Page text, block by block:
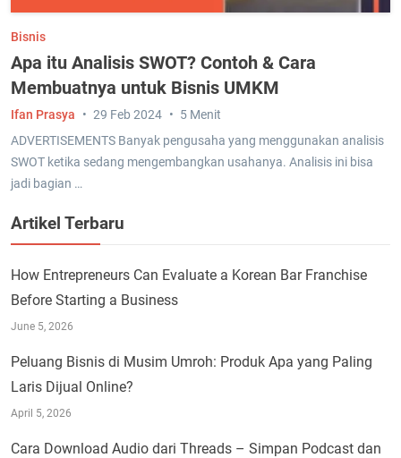
Bisnis
Apa itu Analisis SWOT? Contoh & Cara
Membuatnya untuk Bisnis UMKM
ADVERTISEMENTS Banyak pengusaha yang menggunakan analisis
SWOT ketika sedang mengembangkan usahanya. Analisis ini bisa
jadi bagian …
Ifan Prasya 29 Feb 2024 5 Menit
Artikel Terbaru
How Entrepreneurs Can Evaluate a Korean Bar Franchise
Before Starting a Business
June 5, 2026
Peluang Bisnis di Musim Umroh: Produk Apa yang Paling
Laris Dijual Online?
April 5, 2026
Cara Download Audio dari Threads – Simpan Podcast dan